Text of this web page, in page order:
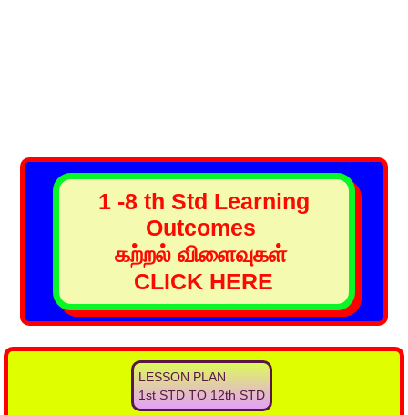
1 -8 th Std Learning
Outcomes
கற்றல் விளைவுகள்
CLICK HERE
LESSON PLAN
1st STD TO 12th STD